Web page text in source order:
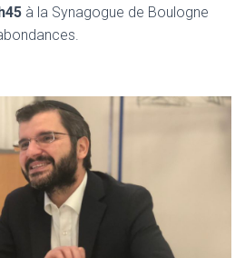
à la Synagogue de Boulogne